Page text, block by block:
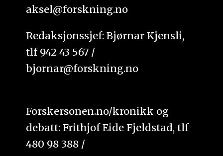
aksel@forskning.no
Redaksjonssjef: Bjørnar Kjensli,
tlf 942 43 567 /
bjornar@forskning.no
Forskersonen.no/kronikk og
debatt: Frithjof Eide Fjeldstad, tlf
480 98 388 /